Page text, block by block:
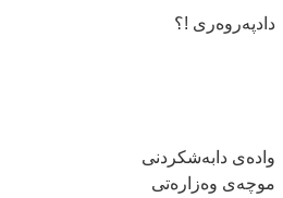
دادپەروەری !؟
وادەی دابەشكردنی
موچەی وەزارەتی